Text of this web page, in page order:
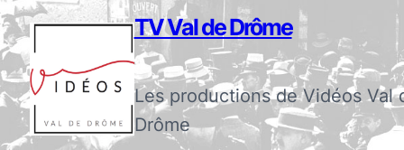
TV Val de Drôme
Les productions de Vidéos Val
Drôme